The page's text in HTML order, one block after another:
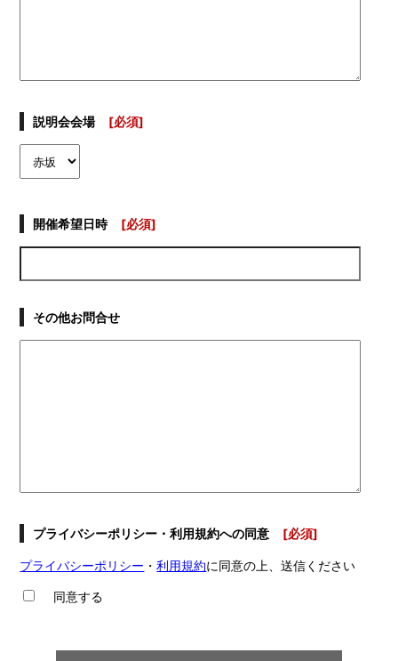
説明会会場 [必須]
開催希望日時 [必須]
その他お問合せ
プライバシーポリシー・利用規約への同意 [必須]
プライバシーポリシー ・利用規約に同意の上、送信ください
同意する